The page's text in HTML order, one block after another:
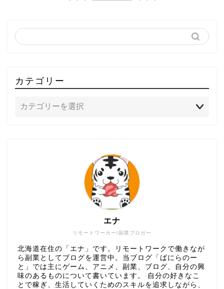
カテゴリー
リモートワーカー/副業ブロガー
エナ
北海道在住の「エナ」です。リモートワークで働きなが
ら副業としてブログを運営中。当ブログ「ばにらのー
と」では主にゲーム、アニメ、副業、ブログ、自分の興
味のあるものについて書いています。 自分の好きなこ
とで稼ぎ、生活していくためのスキルを追求しながら、